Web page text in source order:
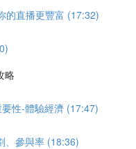
的直播更豐富 (17:32)
略
性-體驗經濟 (17:47)
、參與率 (18:36)